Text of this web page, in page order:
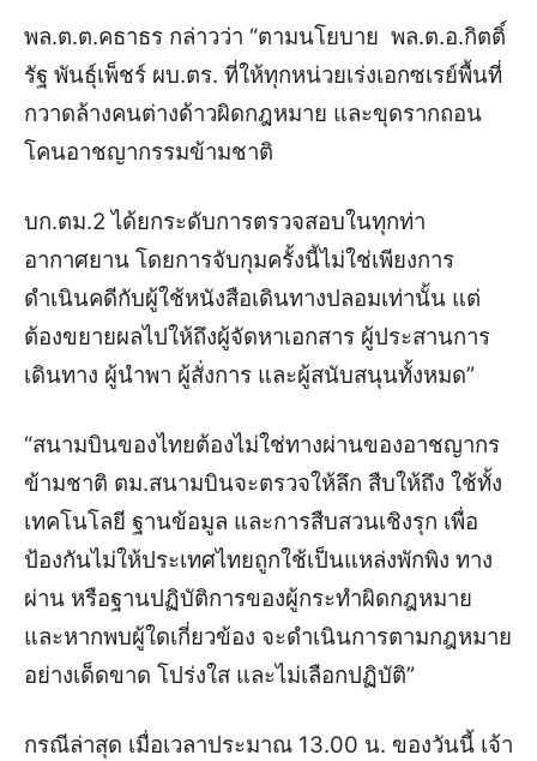
พล.ต.ต.คธาธร กล่าวว่า “ตามนโยบาย พล.ต.อ.กิตติ์
รัฐ พันธุ์เพ็ชร์ ผบ.ตร. ที่ให้ทุกหน่วยเร่งเอกซเรย์พื้นที่
กวาดล้างคนต่างด้าวผิดกฎหมาย และขุดรากถอน
โคนอาชญากรรมข้ามชาติ
บก.ตม.2 ได้ยกระดับการตรวจสอบในทุกท่า
อากาศยาน โดยการจับกุมครั้งนี้ไม่ใช่เพียงการ
ดำเนินคดีกับผู้ใช้หนังสือเดินทางปลอมเท่านั้น แต่
ต้องขยายผลไปให้ถึงผู้จัดหาเอกสาร ผู้ประสานการ
เดินทาง ผู้นำพา ผู้สั่งการ และผู้สนับสนุนทั้งหมด”
“สนามบินของไทยต้องไม่ใช่ทางผ่านของอาชญากร
ข้ามชาติ ตม.สนามบินจะตรวจให้ลึก สืบให้ถึง ใช้ทั้ง
เทคโนโลยี ฐานข้อมูล และการสืบสวนเชิงรุก เพื่อ
ป้องกันไม่ให้ประเทศไทยถูกใช้เป็นแหล่งพักพิง ทาง
ผ่าน หรือฐานปฏิบัติการของผู้กระทำผิดกฎหมาย
และหากพบผู้ใดเกี่ยวข้อง จะดำเนินการตามกฎหมาย
อย่างเด็ดขาด โปร่งใส และไม่เลือกปฏิบัติ”
กรณีล่าสุด เมื่อเวลาประมาณ 13.00 น. ของวันนี้ เจ้า